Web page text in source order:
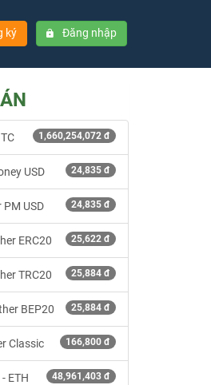
ký Đăng nhập
1,660,254,072 đ
USD 24,835 đ
PM USD 24,835 đ
ERC20 25,622 đ
TRC20 25,884 đ
BEP20 25,884 đ
Classic 166,800 đ
ETH 48,961,403 đ